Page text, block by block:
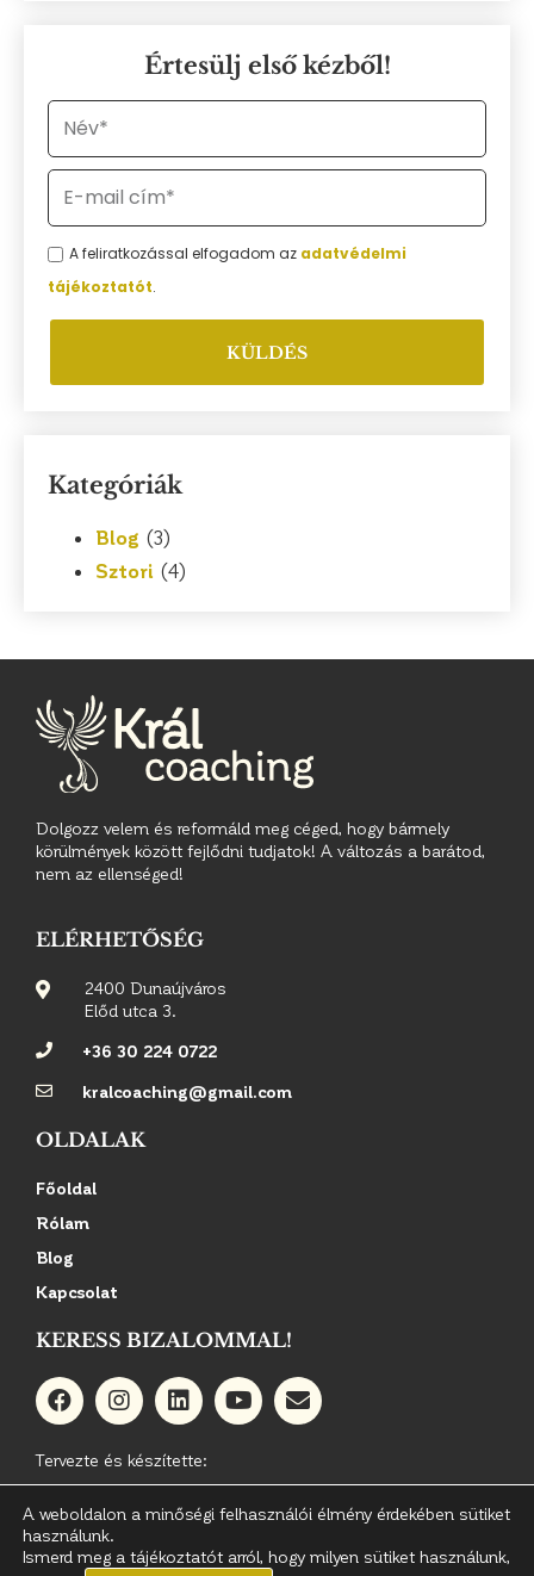
Értesülj első kézből!
A feliratkozással elfogadom az adatvédelmi
tájékoztatót.
KÜLDÉS
Kategóriák
Blog (3)
Sztori (4)
Dolgozz velem és reformáld meg céged, hogy bármely
körülmények között fejlődni tudjatok! A változás a barátod,
nem az ellenséged!
ELÉRHETŐSÉG
2400 Dunaújváros
Előd utca 3.
+36 30 224 0722
kralcoaching@gmail.com
OLDALAK
Főoldal
Rólam
Blog
Kapcsolat
KERESS BIZALOMMAL!
Tervezte és készítette:
A weboldalon a minőségi felhasználói élmény érdekében sütiket
használunk.
Ismerd meg a tájékoztatót arról, hogy milyen sütiket használunk,